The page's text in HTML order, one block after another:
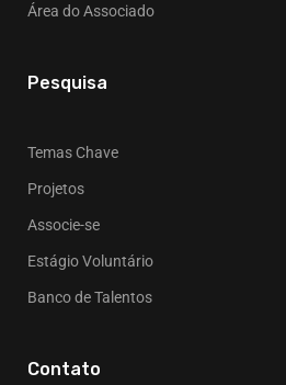
Área do Associado
Pesquisa
Temas Chave
Projetos
Associe-se
Estágio Voluntário
Banco de Talentos
Contato